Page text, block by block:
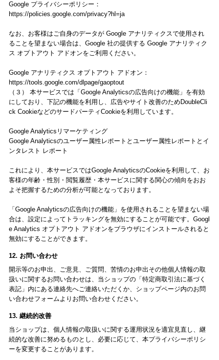
Google プライバシーポリシー：
https://policies.google.com/privacy?hl=ja
なお、お客様はご自身のデータが Google アナリティクスで使用され
ることを望まない場合は、Google 社の提供する Google アナリティク
ス オプトアウト アドオンをご利用ください。
Google アナリティクス オプトアウト アドオン：
https://tools.google.com/dlpage/gaoptout
（３） 本サービスでは「Google Analyticsの広告向けの機能」を有効
にしており、下記の機能を利用し、広告やサイト改善のためDoubleCli
ck CookieなどのサードパーティCookieを利用しています。
Google Analyticsリマーケティング
Google Analyticsのユーザー属性レポートとユーザー属性レポートとイ
ンタレスト レポート
これにより、本サービスではGoogle AnalyticsのCookieを利用して、お
客様の年齢・性別・閲覧履歴・本サービスに関する関心の傾向をおお
よそ把握するための分析が可能となっております。
「Google Analyticsの広告向けの機能」を使用されることを望まない場
合は、設定によってトラッキングを無効にすることが可能です。Googl
e Analytics オプトアウト アドオンをブラウザにインストールされると
無効にすることができます。
12. お問い合わせ
開示等のお申出、ご意見、ご質問、苦情のお申出その他個人情報の取
扱いに関するお問い合わせは、当ショップの「特定商取引法に基づく
表記」内にある連絡先へご連絡いただくか、ショップページ内のお問
い合わせフォームよりお問い合わせください。
13. 継続的改善
当ショップは、個人情報の取扱いに関する運用状況を適宜見直し、継
続的な改善に努めるものとし、必要に応じて、本プライバシーポリシ
ーを変更することがあります。